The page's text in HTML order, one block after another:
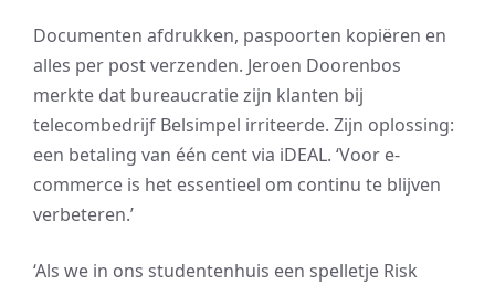
Documenten afdrukken, paspoorten kopiëren en
alles per post verzenden. Jeroen Doorenbos
merkte dat bureaucratie zijn klanten bij
telecombedrijf Belsimpel irriteerde. Zijn oplossing:
een betaling van één cent via iDEAL. ‘Voor e-
commerce is het essentieel om continu te blijven
verbeteren.’
‘Als we in ons studentenhuis een spelletje Risk